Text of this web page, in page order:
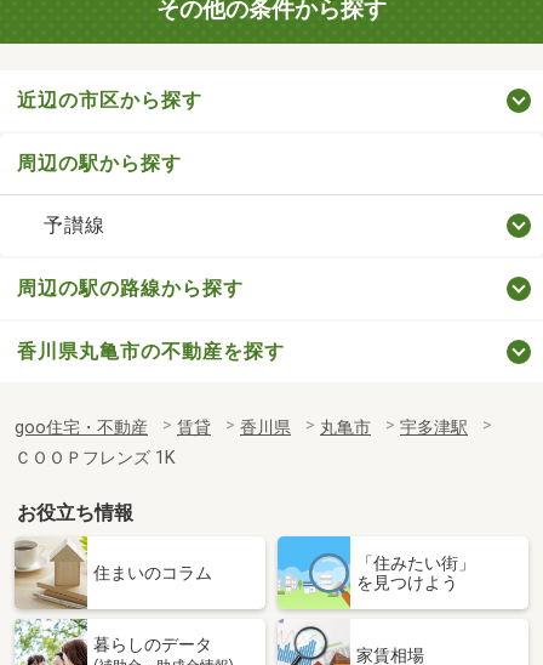
その他の条件から探す
近辺の市区から探す
周辺の駅から探す
予讃線
周辺の駅の路線から探す
香川県丸亀市の不動産を探す
goo住宅・不動産 賃貸 香川県 丸亀市
宇多津駅
ＣＯＯＰフレンズ 1K
お役立ち情報
住まいのコラム
「住みたい街」
を見つけよう
暮らしのデータ
家賃相場